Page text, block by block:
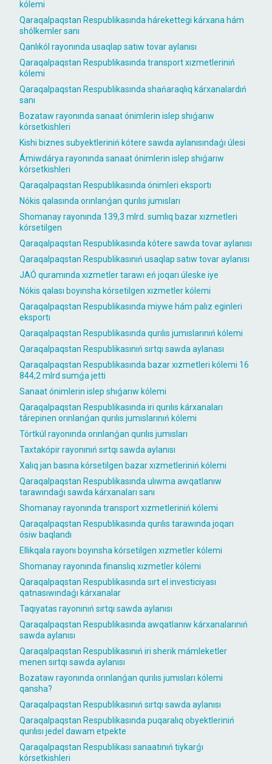
kólemi
Qaraqalpaqstan Respublikasında hárekettegi kárxana hám
shólkemler sanı
Qanlıkól rayonında usaqlap satıw tovar aylanısı
Qaraqalpaqstan Respublikasında transport xızmetleriniń
kólemi
Qaraqalpaqstan Respublikasında shańaraqlıq kárxanalardıń
sanı
Bozataw rayonında sanaat ónimlerin islep shıǵarıw
kórsetkishleri
Kishi biznes subyektleriniń kótere sawda aylanısındaǵı úlesi
Ámiwdárya rayonında sanaat ónimlerin islep shıǵarıw
kórsetkishleri
Qaraqalpaqstan Respublikasında ónimleri eksportı
Nókis qalasında orınlanǵan qurılıs jumısları
Shomanay rayonında 139,3 mlrd. sumlıq bazar xızmetleri
kórsetilgen
Qaraqalpaqstan Respublikasında kótere sawda tovar aylanısı
Qaraqalpaqstan Respublikasınıń usaqlap satıw tovar aylanısı
JAÓ quramında xızmetler tarawı eń joqarı úleske iye
Nókis qalası boyınsha kórsetilgen xızmetler kólemi
Qaraqalpaqstan Respublikasında miywe hám palız eginleri
eksportı
Qaraqalpaqstan Respublikasında qurılıs jumıslarınıń kólemi
Qaraqalpaqstan Respublikasınıń sırtqı sawda aylanası
Qaraqalpaqstan Respublikasında bazar xızmetleri kólemi 16
844,2 mlrd sumǵa jetti
Sanaat ónimlerin islep shıǵarıw kólemi
Qaraqalpaqstan Respublikasında iri qurılıs kárxanaları
tárepinen orınlanǵan qurılıs jumıslarınıń kólemi
Tórtkúl rayonında orınlanǵan qurılıs jumısları
Taxtakópir rayonınıń sırtqı sawda aylanısı
Xalıq jan basına kórsetilgen bazar xızmetleriniń kólemi
Qaraqalpaqstan Respublikasında ulıwma awqatlanıw
tarawındaǵı sawda kárxanaları sanı
Shomanay rayonında transport xızmetleriniń kólemi
Qaraqalpaqstan Respublikasında qurılıs tarawında joqarı
ósiw baqlandı
Ellikqala rayonı boyınsha kórsetilgen xızmetler kólemi
Shomanay rayonında finanslıq xızmetler kólemi
Qaraqalpaqstan Respublikasında sırt el investiciyası
qatnasıwındaǵı kárxanalar
Taqıyatas rayonınıń sırtqı sawda aylanısı
Qaraqalpaqstan Respublikasında awqatlanıw kárxanalarınıń
sawda aylanısı
Qaraqalpaqstan Respublikasınıń iri sherik mámleketler
menen sırtqı sawda aylanısı
Bozataw rayonında orınlanǵan qurılıs jumısları kólemi
qansha?
Qaraqalpaqstan Respublikasınıń sırtqı sawda aylanısı
Qaraqalpaqstan Respublikasında puqaralıq obyektleriniń
qurılısı jedel dawam etpekte
Qaraqalpaqstan Respublikası sanaatınıń tiykarǵı
kórsetkishleri